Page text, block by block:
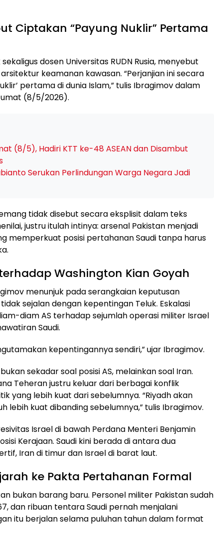
Ciptakan “Payung Nuklir” Pertama
dosen Universitas RUDN Rusia, menyebut
keamanan kawasan. “Perjanjian ini secara
pertama di dunia Islam,” tulis Ibragimov dalam
(8/5/2026).
(8/5), Hadiri KTT ke-48 ASEAN dan Disambut
Serukan Perlindungan Warga Negara Jadi
tidak disebut secara eksplisit dalam teks
justru itulah intinya: arsenal Pakistan menjadi
memperkuat posisi pertahanan Saudi tanpa harus
Washington Kian Goyah
menunjuk pada serangkaian keputusan
sejalan dengan kepentingan Teluk. Eskalasi
diam AS terhadap sejumlah operasi militer Israel
Saudi.
kepentingannya sendiri,” ujar Ibragimov.
sekadar soal posisi AS, melainkan soal Iran.
Teheran justru keluar dari berbagai konflik
yang lebih kuat dari sebelumnya. “Riyadh akan
lebih kuat dibanding sebelumnya,” tulis Ibragimov.
Israel di bawah Perdana Menteri Benjamin
Kerajaan. Saudi kini berada di antara dua
Iran di timur dan Israel di barat laut.
ke Pakta Pertahanan Formal
bukan barang baru. Personel militer Pakistan sudah
dan ribuan tentara Saudi pernah menjalani
itu berjalan selama puluhan tahun dalam format